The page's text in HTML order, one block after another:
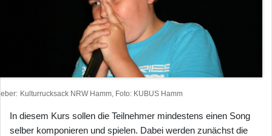
Kulturrucksack NRW Hamm, Foto: KUBUS Hamm
In diesem Kurs sollen die Teilnehmer mindestens einen Song
selber komponieren und spielen. Dabei werden zunächst die